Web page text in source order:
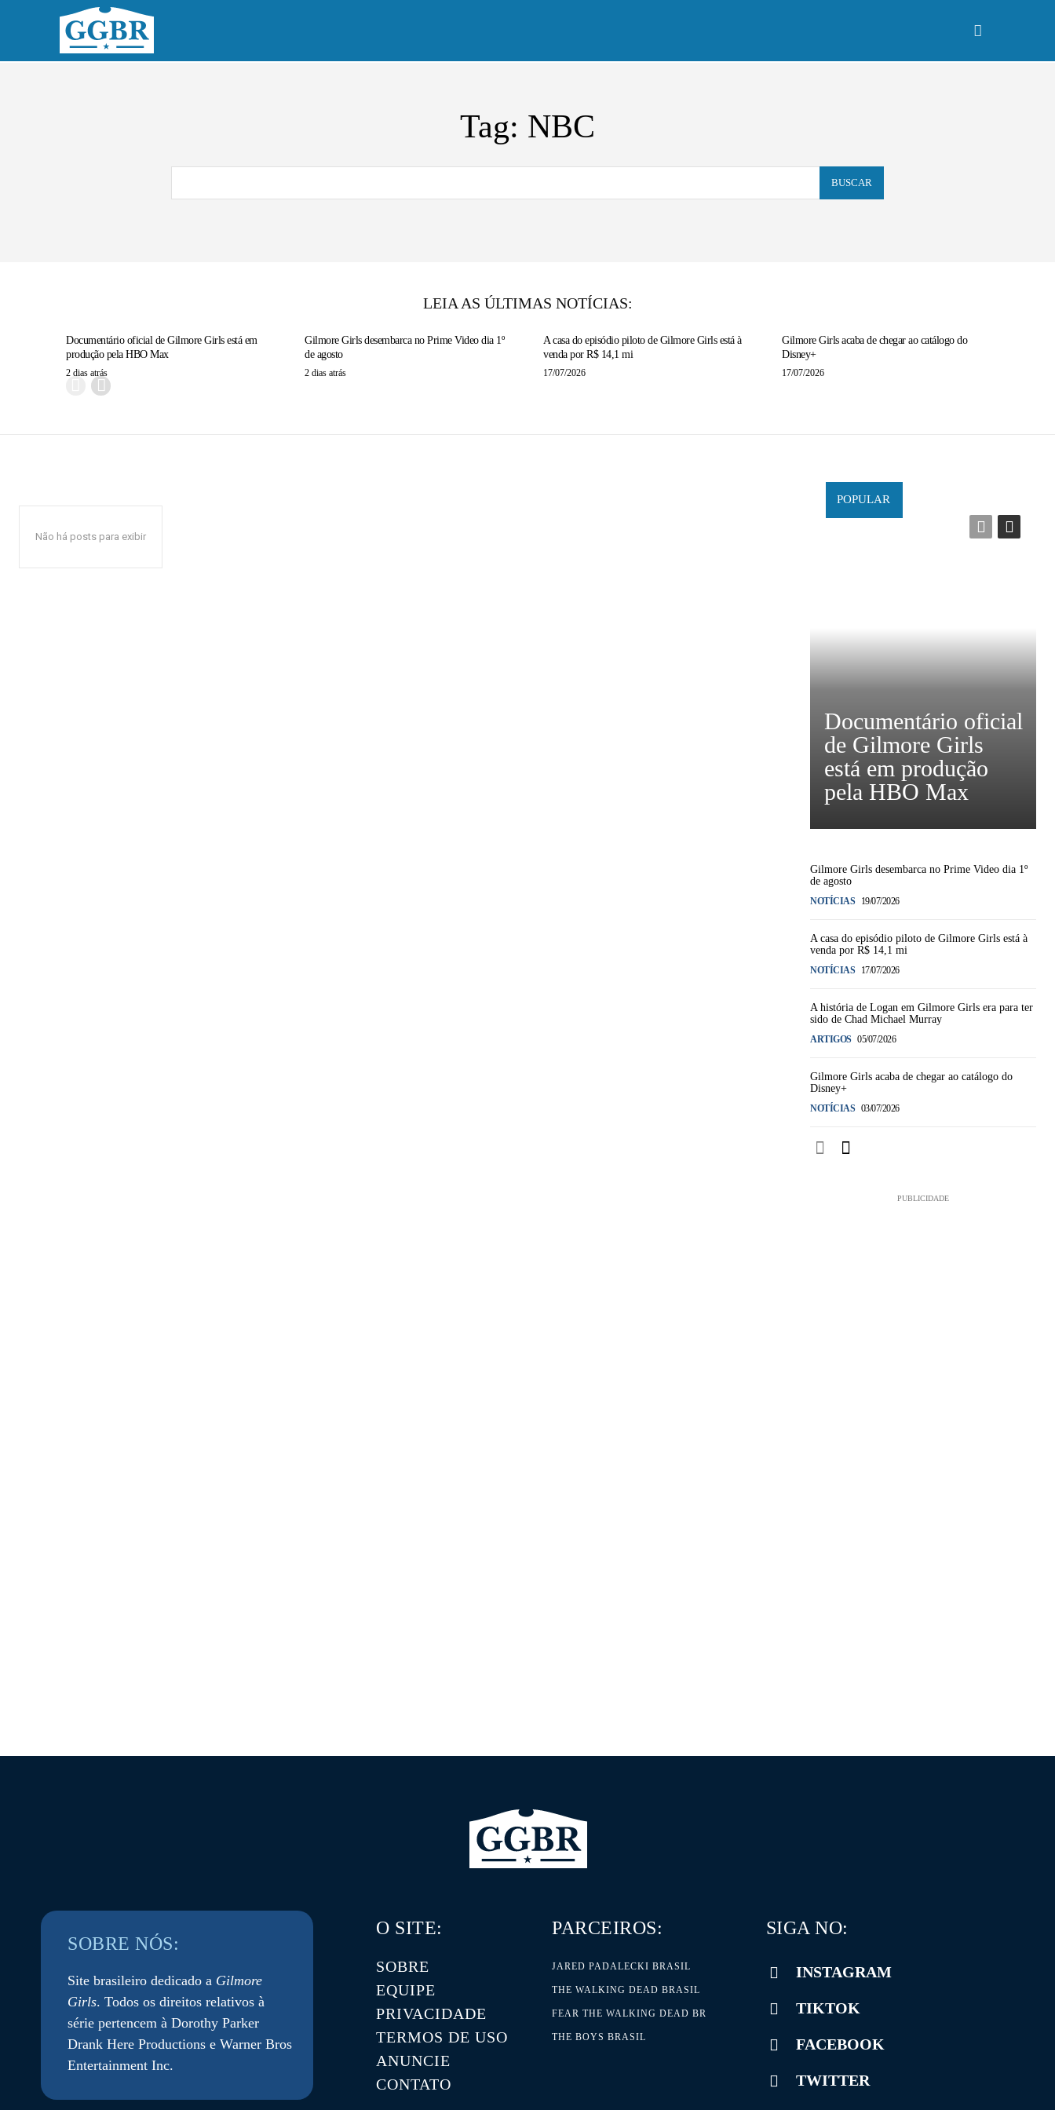
Tag: NBC
BUSCAR
LEIA AS ÚLTIMAS NOTÍCIAS:
Documentário oficial de Gilmore Girls está em
produção pela HBO Max
2 dias atrás
Gilmore Girls desembarca no Prime Video dia 1º
de agosto
2 dias atrás
A casa do episódio piloto de Gilmore Girls está à
venda por R$ 14,1 mi
17/07/2026
Gilmore Girls acaba de chegar ao catálogo do
Disney+
17/07/2026
Não há posts para exibir
POPULAR
Documentário oficial
de Gilmore Girls
está em produção
pela HBO Max
Gilmore Girls desembarca no Prime Video dia 1º
de agosto
NOTÍCIAS 19/07/2026
A casa do episódio piloto de Gilmore Girls está à
venda por R$ 14,1 mi
NOTÍCIAS 17/07/2026
A história de Logan em Gilmore Girls era para ter
sido de Chad Michael Murray
ARTIGOS 05/07/2026
Gilmore Girls acaba de chegar ao catálogo do
Disney+
NOTÍCIAS 03/07/2026
PUBLICIDADE
SOBRE NÓS:
Site brasileiro dedicado a Gilmore
Girls. Todos os direitos relativos à
série pertencem à Dorothy Parker
Drank Here Productions e Warner Bros
Entertainment Inc.
O SITE:
SOBRE
EQUIPE
PRIVACIDADE
TERMOS DE USO
ANUNCIE
CONTATO
PARCEIROS:
JARED PADALECKI BRASIL
THE WALKING DEAD BRASIL
FEAR THE WALKING DEAD BR
THE BOYS BRASIL
SIGA NO:
INSTAGRAM
TIKTOK
FACEBOOK
TWITTER